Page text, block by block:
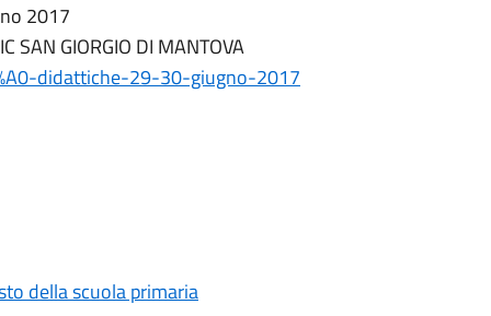
2017
GIORGIO DI MANTOVA
didattiche-29-30-giugno-2017
della scuola primaria